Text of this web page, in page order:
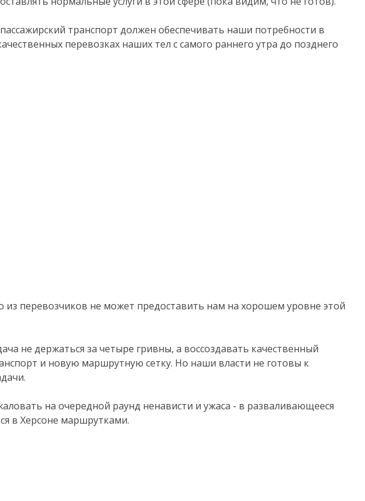
транспорт должен обеспечивать наши потребности в
перевозках наших тел с самого раннего утра до позднего
из перевозчиков не может предоставить нам на хорошем уровне этой
не держаться за четыре гривны, а воссоздавать качественный
и новую маршрутную сетку. Но наши власти не готовы к
на очередной раунд ненависти и ужаса - в разваливающееся
в Херсоне маршрутками.